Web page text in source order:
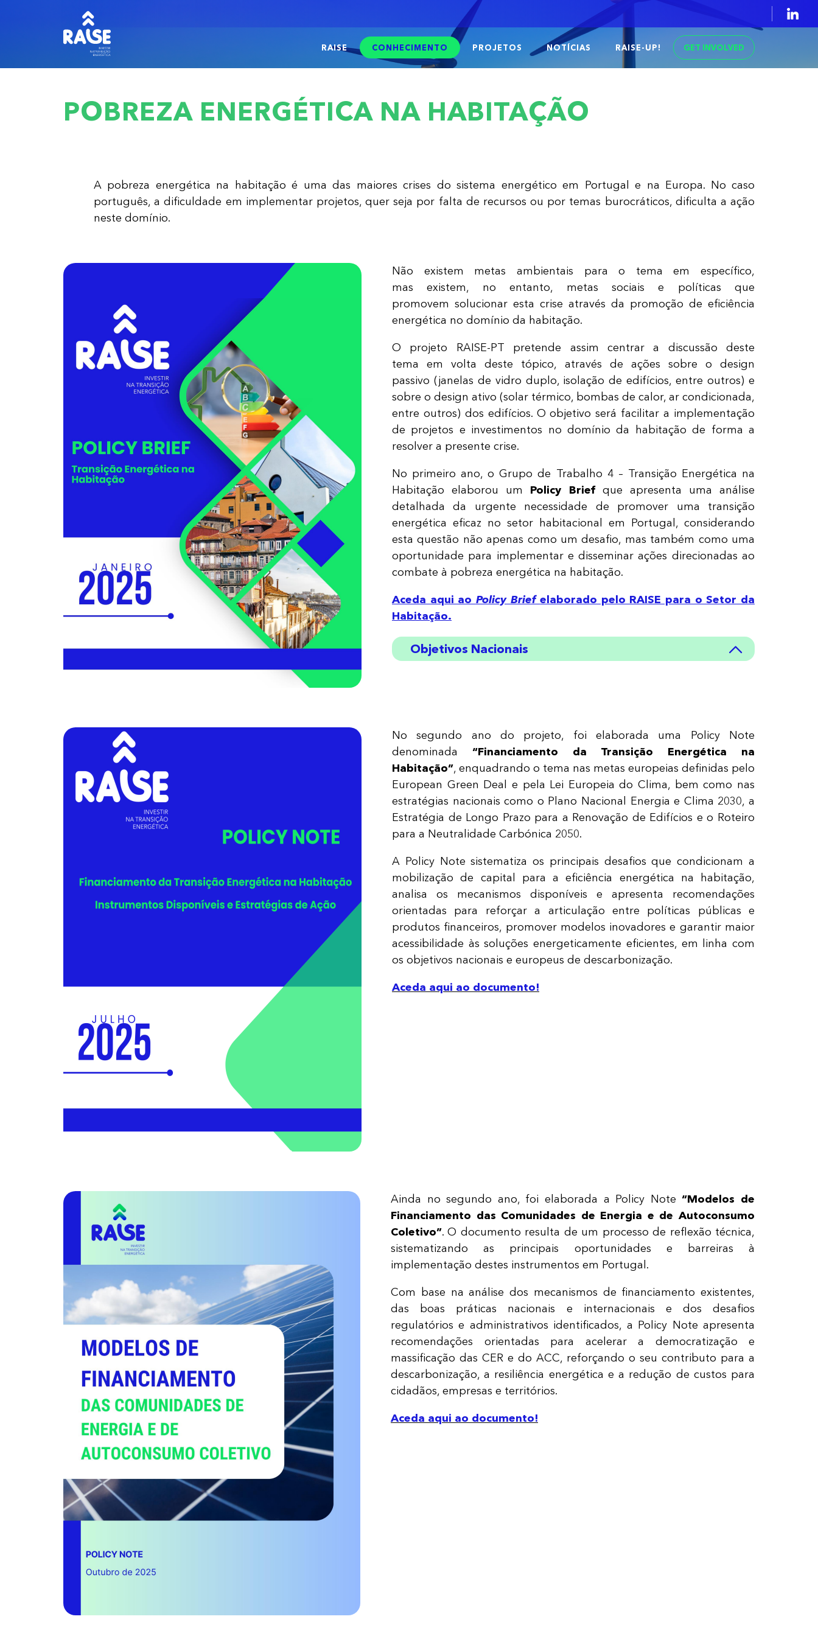
RAISE CONHECIMENTO PROJETOS NOTÍCIAS RAISE-UP! GET INVOLVED
POBREZA ENERGÉTICA NA HABITAÇÃO
A pobreza energética na habitação é uma das maiores crises do sistema energético em Portugal e na Europa. No caso
português, a dificuldade em implementar projetos, quer seja por falta de recursos ou por temas burocráticos, dificulta a ação
neste domínio.​
Não existem metas ambientais para o tema em específico,
mas existem, no entanto, metas sociais e políticas que
promovem solucionar esta crise através da promoção de eficiência
energética no domínio da habitação. ​
O projeto RAISE-PT pretende assim centrar a discussão deste
tema em volta deste tópico, através de ações sobre o design
passivo (janelas de vidro duplo, isolação de edifícios, entre outros) e
sobre o design ativo (solar térmico, bombas de calor, ar condicionada,
entre outros) dos edifícios. O objetivo será facilitar a implementação
de projetos e investimentos no domínio da habitação de forma a
resolver a presente crise.​
No primeiro ano, o Grupo de Trabalho 4 – Transição Energética na
Habitação elaborou um Policy Brief que apresenta uma análise
detalhada da urgente necessidade de promover uma transição
energética eficaz no setor habitacional em Portugal, considerando
esta questão não apenas como um desafio, mas também como uma
oportunidade para implementar e disseminar ações direcionadas ao
combate à pobreza energética na habitação.
Aceda aqui ao Policy Briefelaborado pelo RAISE para o Setor da
Habitação.
Objetivos Nacionais
Garantir
até 2040 um nível de conforto aceitável​ nos edifícios
residenciais construídos antes de 2016
10%​da população a viver sem capacidade para manter a
casa adequadamente aquecida
No segundo ano do projeto, foi elaborada uma Policy Note
denominada “Financiamento da Transição Energética na
Habitação”, enquadrando o tema nas metas europeias definidas pelo
European Green Deal e pela Lei Europeia do Clima, bem como nas
estratégias nacionais como o Plano Nacional Energia e Clima 2030, a
Estratégia de Longo Prazo para a Renovação de Edifícios e o Roteiro
para a Neutralidade Carbónica 2050.
A Policy Note sistematiza os principais desafios que condicionam a
mobilização de capital para a eficiência energética na habitação,
analisa os mecanismos disponíveis e apresenta recomendações
orientadas para reforçar a articulação entre políticas públicas e
produtos financeiros, promover modelos inovadores e garantir maior
acessibilidade às soluções energeticamente eficientes, em linha com
os objetivos nacionais e europeus de descarbonização.
Aceda aqui ao documento!
Ainda no segundo ano, foi elaborada a Policy Note“Modelos de
Financiamento das Comunidades de Energia e de Autoconsumo
Coletivo”. O documento resulta de um processo de reflexão técnica,
sistematizando as principais oportunidades e barreiras à
implementação destes instrumentos em Portugal.
Com base na análise dos mecanismos de financiamento existentes,
das boas práticas nacionais e internacionais e dos desafios
regulatórios e administrativos identificados, a Policy Note apresenta
recomendações orientadas para acelerar a democratização e
massificação das CER e do ACC, reforçando o seu contributo para a
descarbonização, a resiliência energética e a redução de custos para
cidadãos, empresas e territórios.
Aceda aqui ao documento!